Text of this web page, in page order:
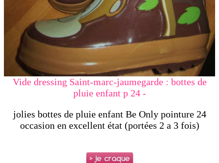
Vide dressing Saint-marc-jaumegarde : bottes de
pluie enfant p 24 -
jolies bottes de pluie enfant Be Only pointure 24
occasion en excellent état (portées 2 a 3 fois)